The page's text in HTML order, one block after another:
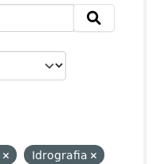
Idrografia